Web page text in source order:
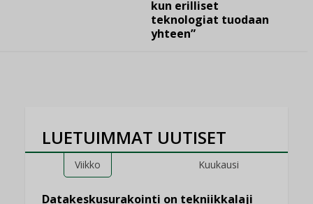
kun erilliset
teknologiat tuodaan
yhteen”
LUETUIMMAT UUTISET
Viikko Kuukausi
Datakeskusurakointi on tekniikkalaji